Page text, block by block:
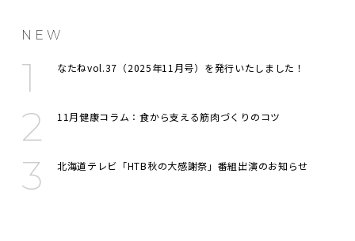
NEW
なたねvol.37（2025年11月号）を発行いたしました！
11月健康コラム：食から支える筋肉づくりのコツ
北海道テレビ「HTB秋の大感謝祭」番組出演のお知らせ